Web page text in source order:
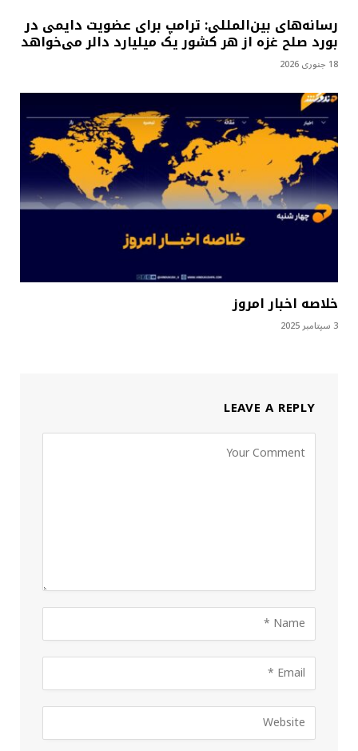
رسانه‌های بین‌المللی: ترامپ برای عضویت دایمی در
بورد صلح غزه از هر کشور یک میلیارد دالر می‌خواهد
18 جنوری 2026
خلاصه اخبار امروز
3 سپتامبر 2025
LEAVE A REPLY